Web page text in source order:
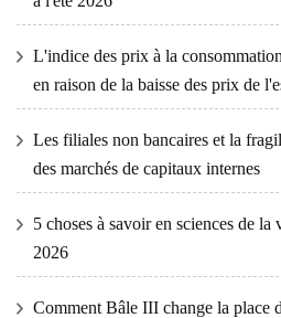
L'indice des prix à la
en raison de la baisse des prix de
Les filiales non bancaires et la
des marchés de capitaux internes
5 choses à savoir en sciences de
2026
Comment Bâle III change la place